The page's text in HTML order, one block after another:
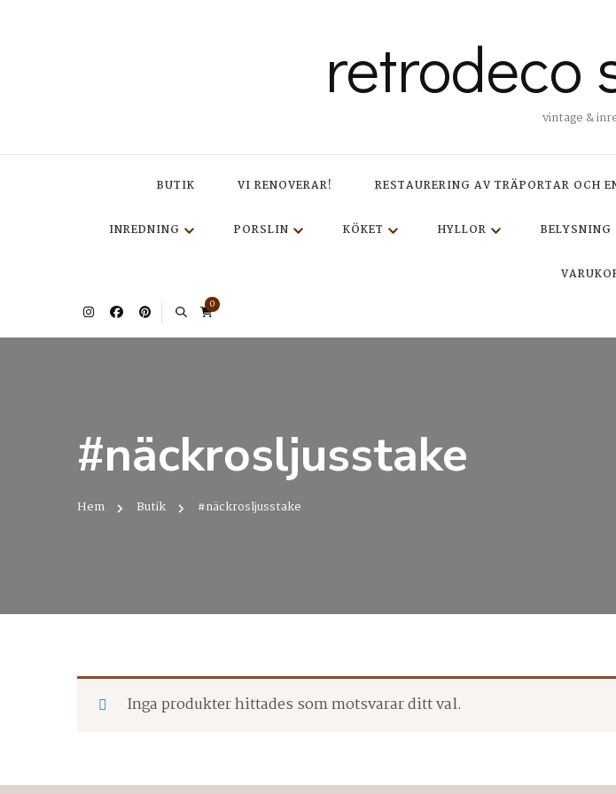
retrodeco
vintage &
BUTIK VI RENOVERAR! RESTAURERING AV TRÄPORTAR OCH
INREDNING PORSLIN KÖKET HYLLOR BELYSNING
0
#näckrosljusstake
Hem Butik #näckrosljusstake
Inga produkter hittades som motsvarar ditt val.